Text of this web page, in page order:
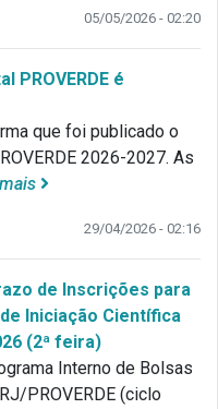
05/05/2026 - 02:20
PROVERDE é
que foi publicado o
2026-2027. As
29/04/2026 - 02:16
de Inscrições para
Iniciação Científica
(2ª feira)
Interno de Bolsas
PROVERDE (ciclo